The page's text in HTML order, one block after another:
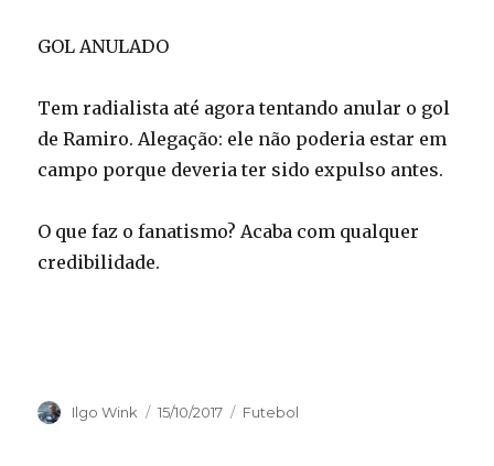
GOL ANULADO
Tem radialista até agora tentando anular o gol
de Ramiro. Alegação: ele não poderia estar em
campo porque deveria ter sido expulso antes.
O que faz o fanatismo? Acaba com qualquer
credibilidade.
Autor
Ilgo Wink
Publicado
15/10/2017 Categorias
Futebol